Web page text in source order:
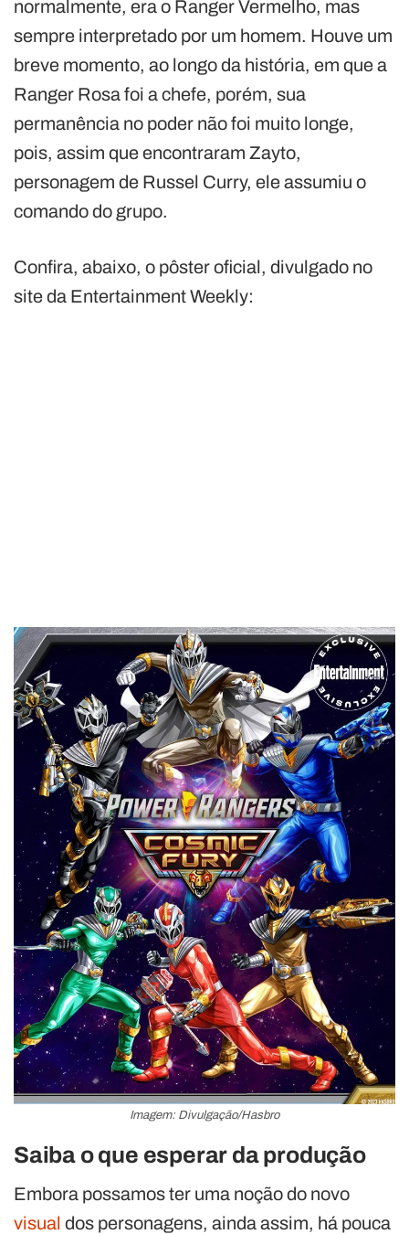
normalmente, era o Ranger Vermelho, mas
sempre interpretado por um homem. Houve um
breve momento, ao longo da história, em que a
Ranger Rosa foi a chefe, porém, sua
permanência no poder não foi muito longe,
pois, assim que encontraram Zayto,
personagem de Russel Curry, ele assumiu o
comando do grupo.
Confira, abaixo, o pôster oficial, divulgado no
site da Entertainment Weekly:
Imagem: Divulgação/Hasbro
Saiba o que esperar da produção
Embora possamos ter uma noção do novo
visual dos personagens, ainda assim, há pouca